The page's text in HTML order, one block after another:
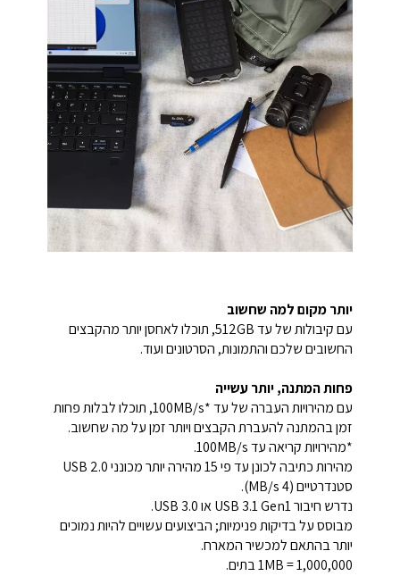
יותר מקום למה שחשוב
עם קיבולות של עד 512GB, תוכלו לאחסן יותר מהקבצים
החשובים שלכם והתמונות, הסרטונים ועוד.
פחות המתנה, יותר עשייה
עם מהירויות העברה של עד *100MB/s, תוכלו לבלות פחות
זמן בהמתנה להעברת הקבצים ויותר זמן על מה שחשוב.
*מהירויות קריאה עד 100MB/s.
מהירות כתיבה לכונן עד פי 15 מהירה יותר מכונני USB 2.0
סטנדרטיים (4 MB/s).
נדרש חיבור USB 3.1 Gen1 או USB 3.0.
מבוסס על בדיקות פנימיות; הביצועים עשויים להיות נמוכים
יותר בהתאם למכשיר המארח.
1MB = 1,000,000 בתים.